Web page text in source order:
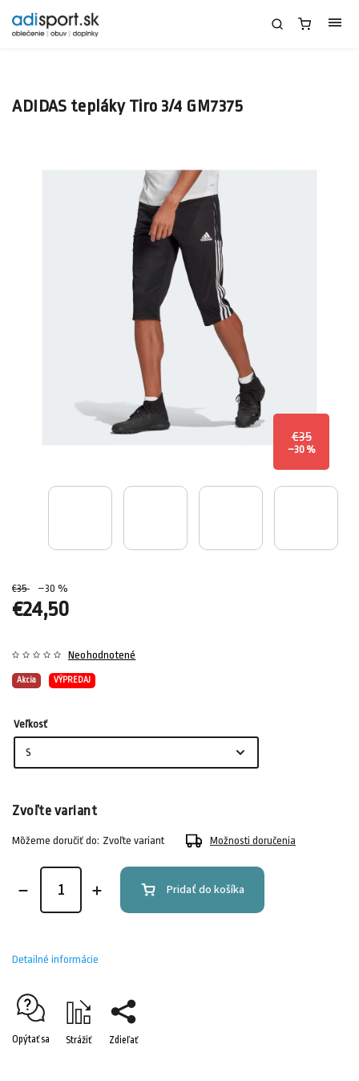
ADIDAS tepláky Tiro 3/4 GM7375
€35
–30 %
€35 –30 %
€24,50
Akcia VÝPREDAJ
Neohodnotené
Veľkosť
Zvoľte variant
Môžeme doručiť do: Zvoľte variant Možnosti doručenia
Pridať do košíka
Detailné informácie
Opýtať sa Strážiť Zdieľať